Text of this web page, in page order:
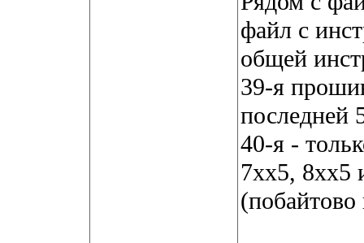
файл с
общей
39-я
последней
40-я -
7хх5, 8хх5